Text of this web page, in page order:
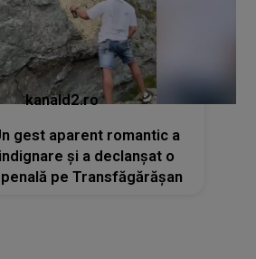
kanald2.ro
gest aparent romantic a
și a declanșat o
pe Transfăgărășan